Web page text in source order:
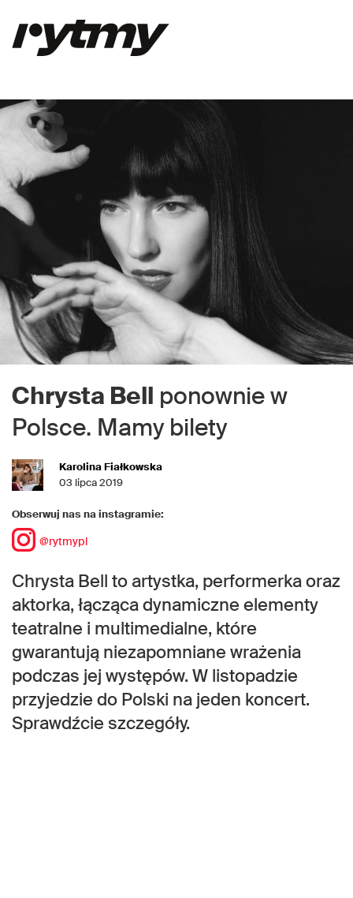
Chrysta Bell ponownie w
Polsce. Mamy bilety
Karolina Fiałkowska
03 lipca 2019
Obserwuj nas na instagramie:
@rytmypl
Chrysta Bell to artystka, performerka oraz
aktorka, łącząca dynamiczne elementy
teatralne i multimedialne, które
gwarantują niezapomniane wrażenia
podczas jej występów. W listopadzie
przyjedzie do Polski na jeden koncert.
Sprawdźcie szczegóły.